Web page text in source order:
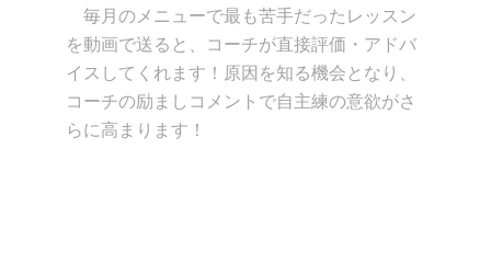
毎月のメニューで最も苦手だったレッスン
を動画で送ると、コーチが直接評価・アドバ
イスしてくれます！原因を知る機会となり、
コーチの励ましコメントで自主練の意欲がさ
らに高まります！